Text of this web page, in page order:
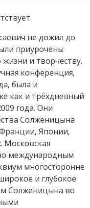
не дожил до
приурочены
и творчеству.
конференция,
была и
как и трёхдневный
года. Они
Солженицына
Японии,
Московская
международным
многосторонне
и глубокое
Солженицына во